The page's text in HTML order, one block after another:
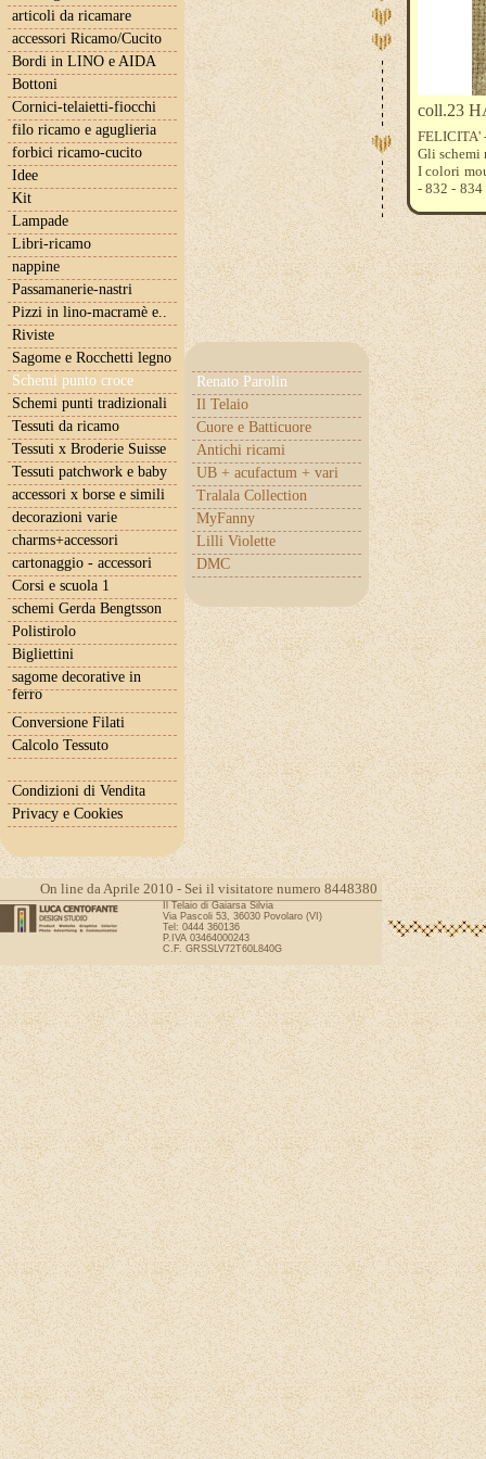
articoli da ricamare
accessori Ricamo/Cucito
Bordi in LINO e AIDA
Bottoni
Cornici-telaietti-fiocchi
filo ricamo e aguglieria
forbici ricamo-cucito
Idee
Kit
Lampade
Libri-ricamo
nappine
Passamanerie-nastri
Pizzi in lino-macramè e..
Riviste
Sagome e Rocchetti legno
Schemi punto croce
Renato Parolin
Il Telaio
Cuore e Batticuore
Antichi ricami
UB + acufactum + vari
Tralala Collection
MyFanny
Lilli Violette
DMC
Schemi punti tradizionali
Tessuti da ricamo
Tessuti x Broderie Suisse
Tessuti patchwork e baby
accessori x borse e simili
decorazioni varie
charms+accessori
cartonaggio - accessori
Corsi e scuola 1
schemi Gerda Bengtsson
Polistirolo
Bigliettini
sagome decorative in
ferro
Conversione Filati
Calcolo Tessuto
Condizioni di Vendita
Privacy e Cookies
coll.23
FELICITA'
Gli schemi
I colori
- 832 - 834
volete
ricamare .
tessuto
On line da Aprile 2010 - Sei il visitatore numero 8448380
Il Telaio di Gaiarsa Silvia
Via Pascoli 53, 36030 Povolaro (VI)
Tel: 0444 360136
P.IVA 03464000243
C.F. GRSSLV72T60L840G